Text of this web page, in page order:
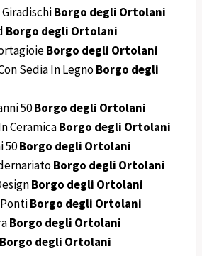
Borgo degli Ortolani
Borgo degli Ortolani
Borgo degli Ortolani
Sedia In LegnoBorgo degli
50Borgo degli Ortolani
CeramicaBorgo degli Ortolani
50Borgo degli Ortolani
Borgo degli Ortolani
Borgo degli Ortolani
Borgo degli Ortolani
Borgo degli Ortolani
Borgo degli Ortolani